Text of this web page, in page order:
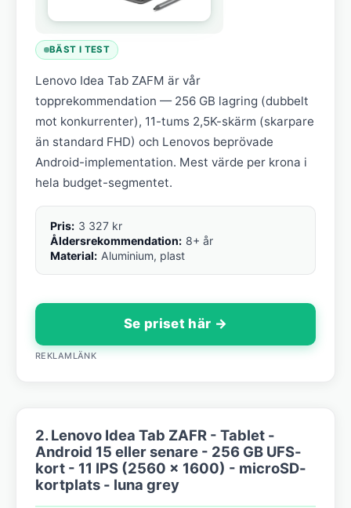
BÄST I TEST
Lenovo Idea Tab ZAFM är vår
topprekommendation — 256 GB lagring (dubbelt
mot konkurrenter), 11-tums 2,5K-skärm (skarpare
än standard FHD) och Lenovos beprövade
Android-implementation. Mest värde per krona i
hela budget-segmentet.
Pris: 3 327 kr
Åldersrekommendation: 8+ år
Material: Aluminium, plast
Se priset här →
REKLAMLÄNK
2. Lenovo Idea Tab ZAFR - Tablet -
Android 15 eller senare - 256 GB UFS-
kort - 11 IPS (2560 x 1600) - microSD-
kortplats - luna grey